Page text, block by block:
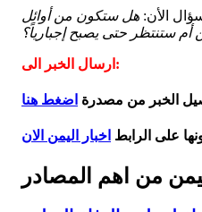
الأن: هل ستكون من أوائل
أم ستنتظر حتى يصبح إجبارياً؟
ارسال الخبر الى:
الخبر من مصدرة اضغط هنا
على الرابط اخبار اليمن الان
من اهم المصادر